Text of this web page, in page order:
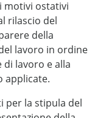
motivi ostativi
rilascio del
della
lavoro in ordine
lavoro e alla
applicate.
per la stipula del